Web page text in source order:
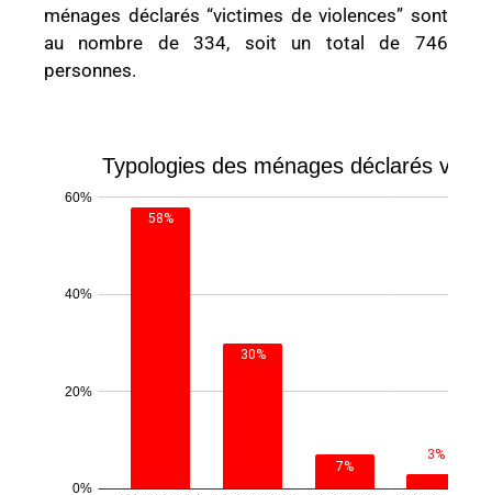
ménages déclarés “victimes de violences” sont
au nombre de 334, soit un total de 746
personnes.